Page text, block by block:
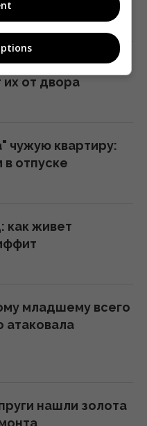
является
известно об
из Австралии
DW
ученые
раз и навсегда:
их от двора
чужую квартиру:
в отпуске
как живет
младшему всего
атаковала
нашли золота